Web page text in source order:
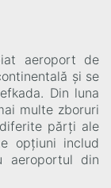
aeroport de
și se
Din luna
multe zboruri
părți ale
opțiuni includ
aeroportul din